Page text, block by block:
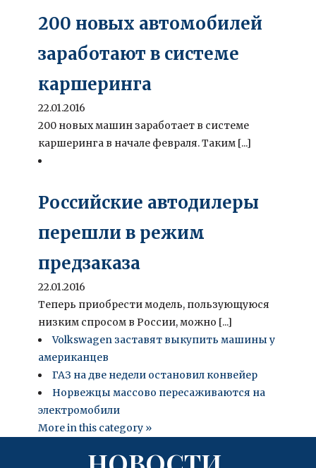
200 новых автомобилей
заработают в системе
каршеринга
22.01.2016
200 новых машин заработает в системе
каршеринга в начале февраля. Таким [...]
Российские автодилеры
перешли в режим
предзаказа
22.01.2016
Теперь приобрести модель, пользующуюся
низким спросом в России, можно [...]
Volkswagen заставят выкупить машины у
американцев
ГАЗ на две недели остановил конвейер
Норвежцы массово пересаживаются на
электромобили
More in this category »